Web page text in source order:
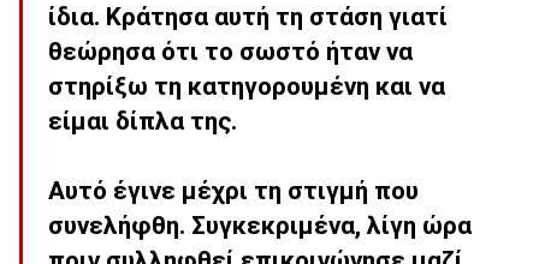
ίδια. Κράτησα αυτή τη στάση γιατί
θεώρησα ότι το σωστό ήταν να
στηρίξω τη κατηγορουμένη και να
είμαι δίπλα της.
Αυτό έγινε μέχρι τη στιγμή που
συνελήφθη. Συγκεκριμένα, λίγη ώρα